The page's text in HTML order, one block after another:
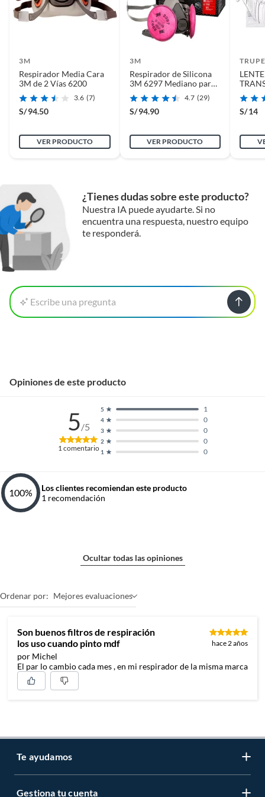
3M
Respirador Media Cara
3M de 2 Vías 6200
3.6 (7)
S/94.50
VER PRODUCTO
3M
Respirador de Silicona
3M 6297 Mediano para
Rostro
4.7 (29)
S/ 94.90
VER PRODUCTO
S/14
¿Tienes dudas sobre este producto?
Nuestra IA puede ayudarte. Si no
encuentra una respuesta, nuestro equipo
te responderá.
Escribe una pregunta
Opiniones de este producto
5/5
1comentario 1 0
2 0
3 0
4 0
5 1
100%
Los clientes recomiendan este producto
1 recomendación
Ocultar todas las opiniones
Ordenar por: Mejores evaluaciones
Son buenos filtros de respiración
los uso cuando pinto mdf
por Michel
hace 2 años
El par lo cambio cada mes , en mi respirador de la misma marca
Te ayudamos
LIbro de reclamaciones
Gestiona tu cuenta